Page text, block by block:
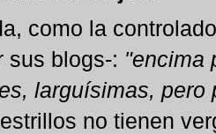
como la
sus blogs-: "encima
larguísimas, pero
no tienen